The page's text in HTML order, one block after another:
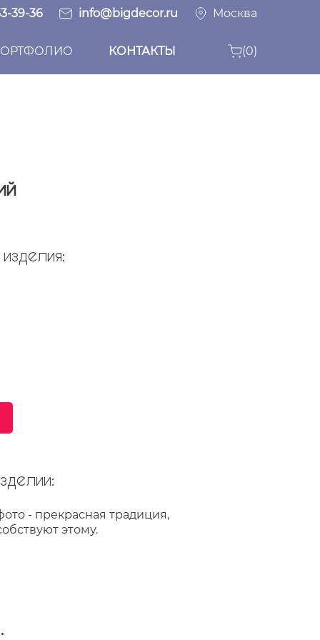
39-36 info@bigdecor.ru Москва
КОНТАКТЫ (0)
- прекрасная традиция,
этому.